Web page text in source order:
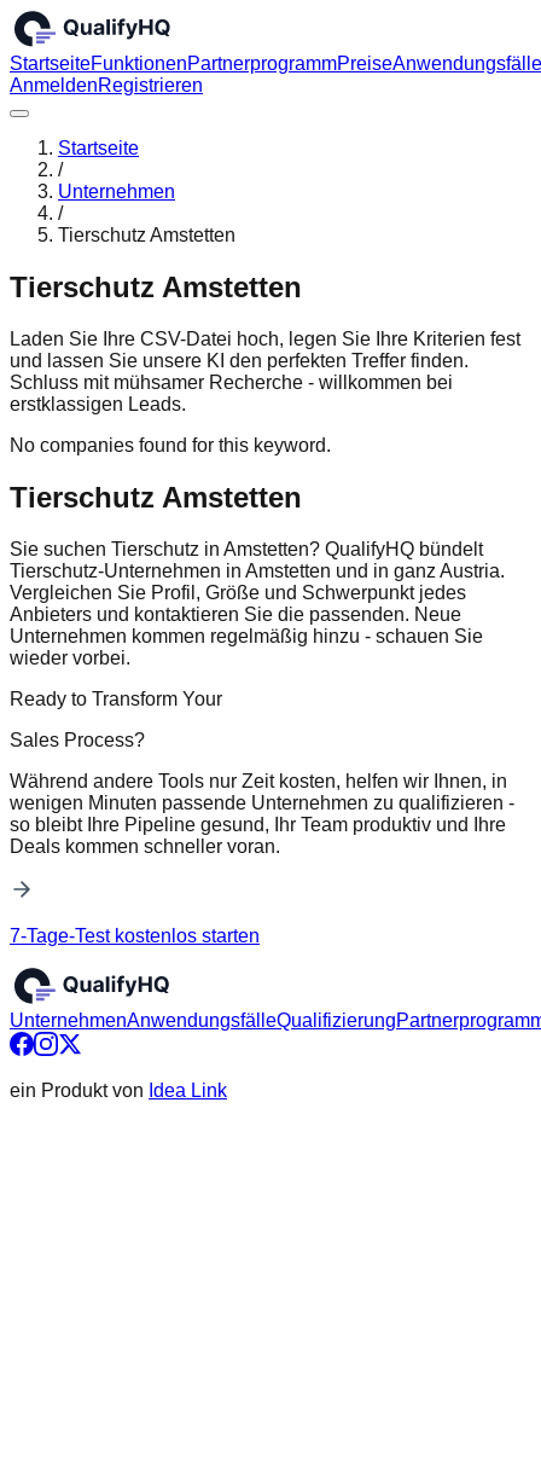
StartseiteFunktionenPartnerprogrammPreiseAnwendungsfälle
AnmeldenRegistrieren
Startseite
/
Unternehmen
/
Tierschutz Amstetten
Tierschutz Amstetten
Laden Sie Ihre CSV-Datei hoch, legen Sie Ihre Kriterien fest
und lassen Sie unsere KI den perfekten Treffer finden.
Schluss mit mühsamer Recherche - willkommen bei
erstklassigen Leads.
No companies found for this keyword.
Tierschutz Amstetten
Sie suchen Tierschutz in Amstetten? QualifyHQ bündelt
Tierschutz-Unternehmen in Amstetten und in ganz Austria.
Vergleichen Sie Profil, Größe und Schwerpunkt jedes
Anbieters und kontaktieren Sie die passenden. Neue
Unternehmen kommen regelmäßig hinzu - schauen Sie
wieder vorbei.
Ready to Transform Your
Sales Process?
Während andere Tools nur Zeit kosten, helfen wir Ihnen, in
wenigen Minuten passende Unternehmen zu qualifizieren -
so bleibt Ihre Pipeline gesund, Ihr Team produktiv und Ihre
Deals kommen schneller voran.
7-Tage-Test kostenlos starten
UnternehmenAnwendungsfälleQualifizierung
ein Produkt von Idea Link